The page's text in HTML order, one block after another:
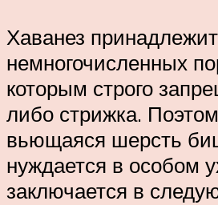
Хаванез
немногочисленных
которым строго
либо стрижка.
вьющаяся шерсть
нуждается в особом
заключается в